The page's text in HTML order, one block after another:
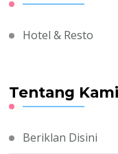
Hotel & Resto
Tentang Kami
Beriklan Disini